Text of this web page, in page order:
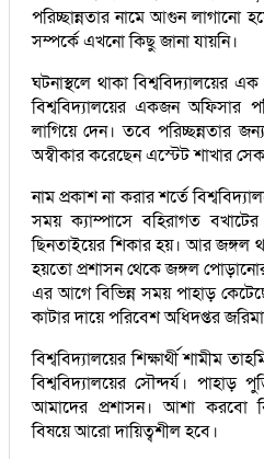
পরিচ্ছান্নতার নামে আগুন লাগানো
সম্পর্কে এখনো কিছু জানা যায়নি।
ঘটনাস্থলে থাকা বিশ্ববিদ্যালয়ের
বিশ্ববিদ্যালয়ের একজন অফিসার
লাগিয়ে দেন। তবে পরিচ্ছন্নতার
অস্বীকার করেছেন এস্টেট শাখার
নাম প্রকাশ না করার শর্তে
সময় ক্যাম্পাসে বহিরাগত বখাটের
ছিনতাইয়ের শিকার হয়। আর জঙ্গল
হয়তো প্রশাসন থেকে জঙ্গল
এর আগে বিভিন্ন সময় পাহাড়
কাটার দায়ে পরিবেশ অধিদপ্তর
বিশ্ববিদ্যালয়ের শিক্ষার্থী শামীম
বিশ্ববিদ্যালয়ের সৌন্দর্য। পাহাড়
আমাদের প্রশাসন। আশা করবো
বিষয়ে আরো দায়িত্বশীল হবে।